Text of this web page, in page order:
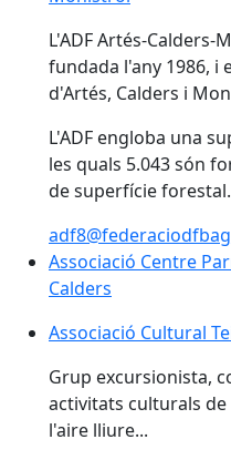
L'ADF Artés-Calders-
fundada l'any 1986, i
d'Artés, Calders i
L'ADF engloba una
les quals 5.043 són
de superfície forestal.
Associació Centre
Associació Centre
Calders
Associació Cultural
Grup excursionista,
activitats culturals de
l'aire lliure...